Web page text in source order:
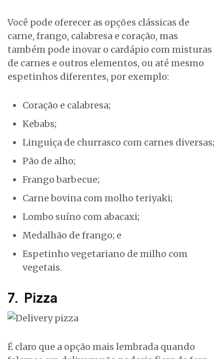
Você pode oferecer as opções clássicas de
carne, frango, calabresa e coração, mas
também pode inovar o cardápio com misturas
de carnes e outros elementos, ou até mesmo
espetinhos diferentes, por exemplo:
Coração e calabresa;
Kebabs;
Linguiça de churrasco com carnes diversas;
Pão de alho;
Frango barbecue;
Carne bovina com molho teriyaki;
Lombo suíno com abacaxi;
Medalhão de frango; e
Espetinho vegetariano de milho com
vegetais.
7. Pizza
É claro que a opção mais lembrada quando